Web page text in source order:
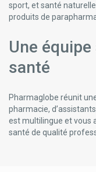
sport, et santé
produits de
Une
santé
Pharmaglobe réunit
pharmacie,
est multilingue et vous
santé de qualité